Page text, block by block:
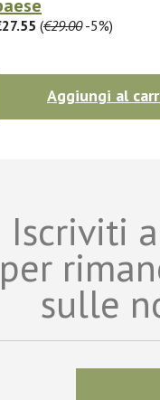
(€29.00-5%)
Aggiungi al
Iscriviti
per
sulle